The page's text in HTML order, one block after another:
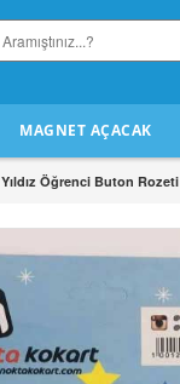
MAGNET AÇACAK
Yıldız Öğrenci Buton Rozeti